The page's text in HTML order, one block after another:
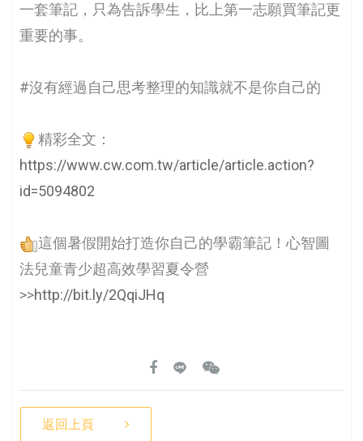
一套筆記，只為告訴學生，比上第一志願買筆記更
重要的事。
#沒有經過自己思考整理的知識就不是你自己的
精彩全文：
https://www.cw.com.tw/article/article.action?
id=5094802
這個暑假開始打造你自己的學霸筆記！心智圖
法兒童青少超高效學習夏令營
>>http://bit.ly/2QqiJHq
返回上頁